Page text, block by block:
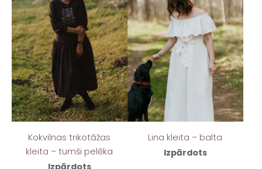
Kokvilnas trikotāžas
kleita – tumši pelēka
Lina kleita – balta
Izpārdots